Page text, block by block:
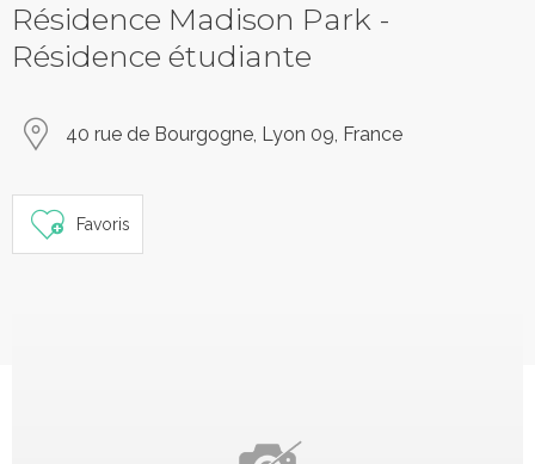
Résidence Madison Park -
Résidence étudiante
40 rue de Bourgogne, Lyon 09, France
Favoris